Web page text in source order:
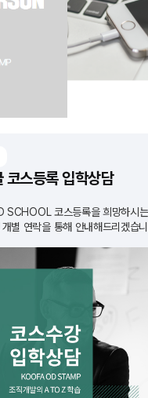
코스등록 입학상담
SCHOOL 코스등록을 희망하시
개별 연락을 통해 안내해드리겠습